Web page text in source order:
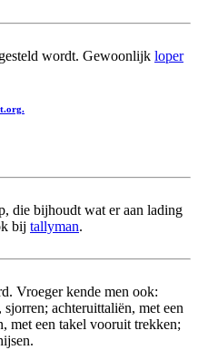
wordt. Gewoonlijk loper
die bijhoudt wat er aan lading
bij tallyman.
Vroeger kende men ook:
achteruittaliën, met een
met een takel vooruit trekken;